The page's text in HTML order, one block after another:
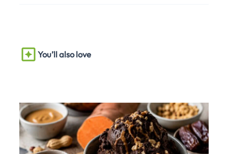
You’ll also love